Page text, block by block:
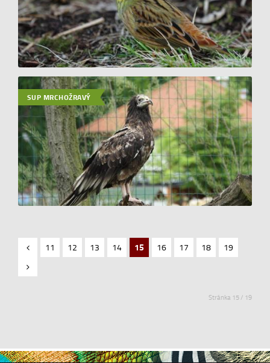
SUP MRCHOŽRAVÝ
11 12 13 14 15 16 17 18 19
Stránka 15 / 19